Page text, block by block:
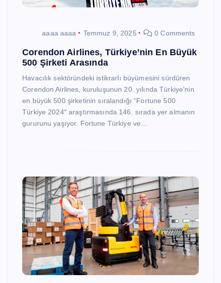
aaaa aaaa Temmuz 9, 2025 0 Comments
Corendon Airlines, Türkiye’nin En Büyük
500 Şirketi Arasında
Havacılık sektöründeki istikrarlı büyümesini sürdüren
Corendon Airlines, kuruluşunun 20. yılında Türkiye’nin
en büyük 500 şirketinin sıralandığı “Fortune 500
Türkiye 2024″ araştırmasında 146. sırada yer almanın
gururunu yaşıyor. Fortune Türkiye ve…